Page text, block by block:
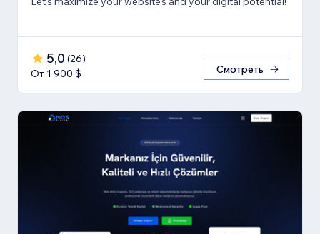
5,0 (26)
От 1 900 $
Смотреть